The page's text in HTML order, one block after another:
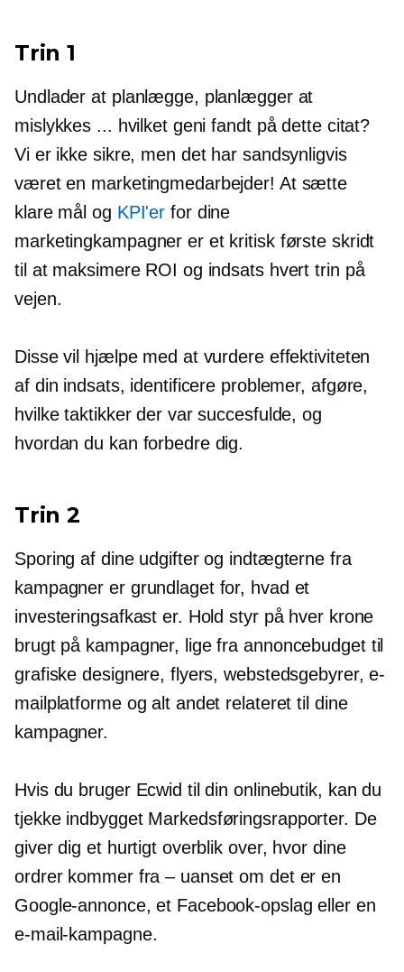
Trin 1
Undlader at planlægge, planlægger at
mislykkes ... hvilket geni fandt på dette citat?
Vi er ikke sikre, men det har sandsynligvis
været en marketingmedarbejder! At sætte
klare mål og KPI'er for dine
marketingkampagner er et kritisk første skridt
til at maksimere ROI og indsats hvert trin på
vejen.
Disse vil hjælpe med at vurdere effektiviteten
af ​​din indsats, identificere problemer, afgøre,
hvilke taktikker der var succesfulde, og
hvordan du kan forbedre dig.
Trin 2
Sporing af dine udgifter og indtægterne fra
kampagner er grundlaget for, hvad et
investeringsafkast er. Hold styr på hver krone
brugt på kampagner, lige fra annoncebudget til
grafiske designere, flyers, webstedsgebyrer, e-
mailplatforme og alt andet relateret til dine
kampagner.
Hvis du bruger Ecwid til din onlinebutik, kan du
tjekke indbyggetMarkedsføringsrapporter. De
giver dig et hurtigt overblik over, hvor dine
ordrer kommer fra – uanset om det er en
Google-annonce, et Facebook-opslag eller en
e-mail-kampagne.